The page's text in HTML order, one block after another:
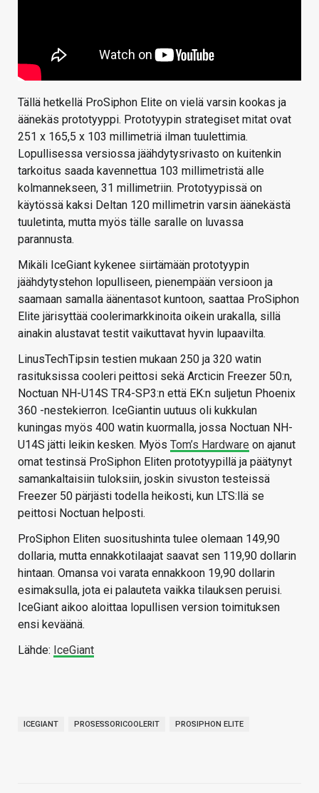
Tällä hetkellä ProSiphon Elite on vielä varsin kookas ja
äänekäs prototyyppi. Prototyypin strategiset mitat ovat
251 x 165,5 x 103 millimetriä ilman tuulettimia.
Lopullisessa versiossa jäähdytysrivasto on kuitenkin
tarkoitus saada kavennettua 103 millimetristä alle
kolmannekseen, 31 millimetriin. Prototyypissä on
käytössä kaksi Deltan 120 millimetrin varsin äänekästä
tuuletinta, mutta myös tälle saralle on luvassa
parannusta.
Mikäli IceGiant kykenee siirtämään prototyypin
jäähdytystehon lopulliseen, pienempään versioon ja
saamaan samalla äänentasot kuntoon, saattaa ProSiphon
Elite järisyttää coolerimarkkinoita oikein urakalla, sillä
ainakin alustavat testit vaikuttavat hyvin lupaavilta.
LinusTechTipsin testien mukaan 250 ja 320 watin
rasituksissa cooleri peittosi sekä Arcticin Freezer 50:n,
Noctuan NH-U14S TR4-SP3:n että EK:n suljetun Phoenix
360 -nestekierron. IceGiantin uutuus oli kukkulan
kuningas myös 400 watin kuormalla, jossa Noctuan NH-
U14S jätti leikin kesken. Myös Tom’s Hardware on ajanut
omat testinsä ProSiphon Eliten prototyypillä ja päätynyt
samankaltaisiin tuloksiin, joskin sivuston testeissä
Freezer 50 pärjästi todella heikosti, kun LTS:llä se
peittosi Noctuan helposti.
ProSiphon Eliten suositushinta tulee olemaan 149,90
dollaria, mutta ennakkotilaajat saavat sen 119,90 dollarin
hintaan. Omansa voi varata ennakkoon 19,90 dollarin
esimaksulla, jota ei palauteta vaikka tilauksen peruisi.
IceGiant aikoo aloittaa lopullisen version toimituksen
ensi keväänä.
Lähde: IceGiant
ICEGIANT PROSESSORICOOLERIT PROSIPHON ELITE